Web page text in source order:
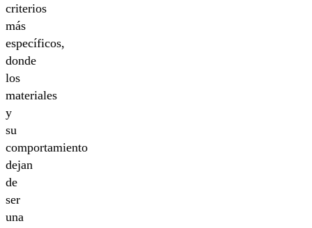
criterios
más
específicos,
donde
los
materiales
y
su
comportamiento
dejan
de
ser
una